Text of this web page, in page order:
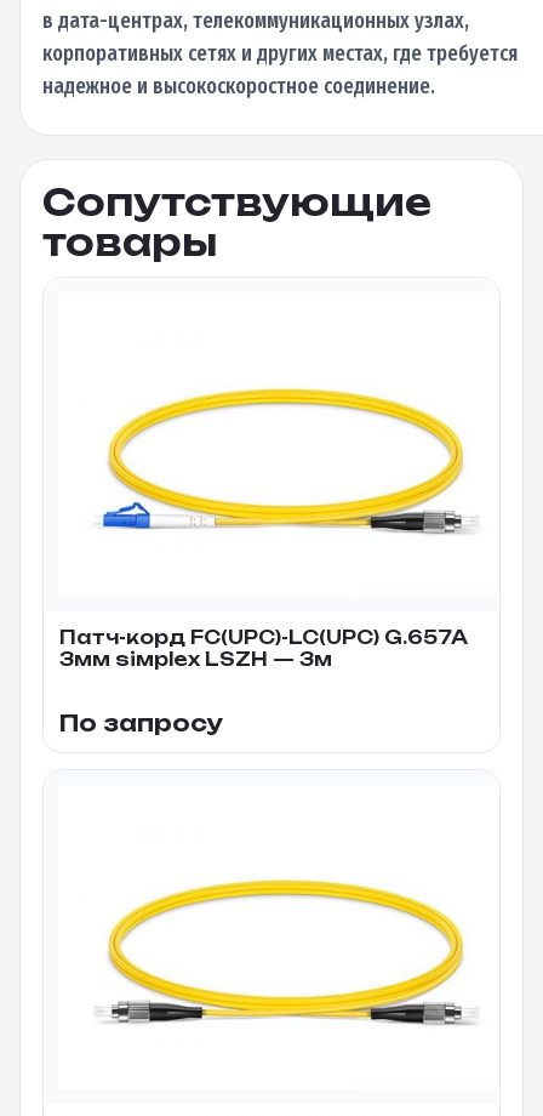
в дата-центрах, телекоммуникационных узлах,
корпоративных сетях и других местах, где требуется
надежное и высокоскоростное соединение.
Сопутствующие
товары
Патч-корд FC(UPC)-LC(UPC) G.657A
3мм siмplex LSZH — 3м
По запросу